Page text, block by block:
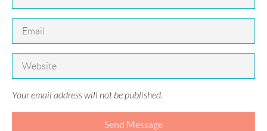
Your email address will not be published.